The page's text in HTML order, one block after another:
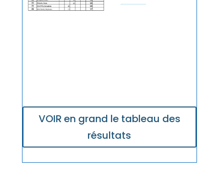
VOIR en grand le tableau des
résultats